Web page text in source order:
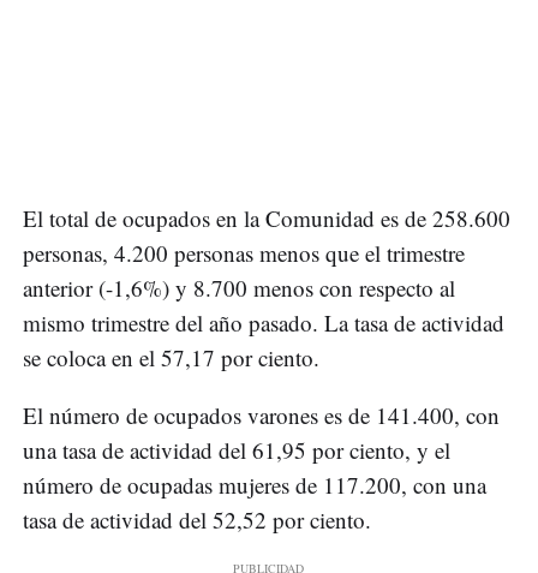
El total de ocupados en la Comunidad es de 258.600
personas, 4.200 personas menos que el trimestre
anterior (-1,6%) y 8.700 menos con respecto al
mismo trimestre del año pasado. La tasa de actividad
se coloca en el 57,17 por ciento.
El número de ocupados varones es de 141.400, con
una tasa de actividad del 61,95 por ciento, y el
número de ocupadas mujeres de 117.200, con una
tasa de actividad del 52,52 por ciento.